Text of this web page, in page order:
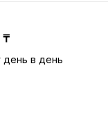
₸
день в день